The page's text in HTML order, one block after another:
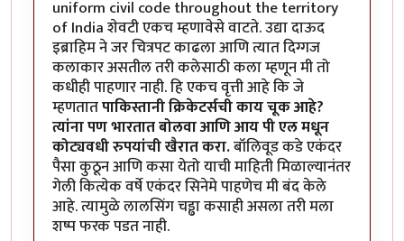
uniform civil code throughout the territory
of India शेवटी एकच म्हणावेसे वाटते. उद्या दाऊद
इब्राहिम ने जर चित्रपट काढला आणि त्यात दिग्गज
कलाकार असतील तरी कलेसाठी कला म्हणून मी तो
कधीही पाहणार नाही. हि एकच वृत्ती आहे कि जे
म्हणतातपाकिस्तानी क्रिकेटर्सची काय चूक आहे?
त्यांना पण भारतात बोलवा आणि आय पी एल मधून
कोट्यवधी रुपयांची खैरात करा.बॉलिवूड कडे एकंदर
पैसा कुठून आणि कसा येतो याची माहिती मिळाल्यानंतर
गेली कित्येक वर्षे एकंदर सिनेमे पाहणेच मी बंद केले
आहे. त्यामुळे लालसिंग चड्ढा कसाही असला तरी मला
शष्प फरक पडत नाही.